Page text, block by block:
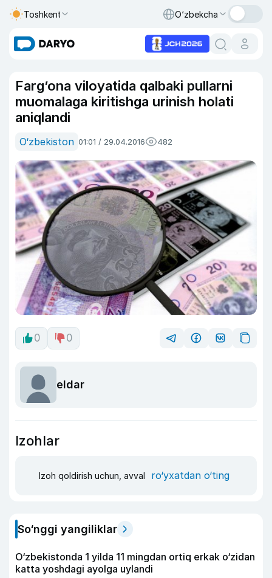
Toshkent O‘zbekcha
Farg’ona viloyatida qalbaki pullarni
muomalaga kiritishga urinish holati
aniqlandi
O‘zbekiston 01:01 / 29.04.2016 482
0 0
eldar
Izohlar
Izoh qoldirish uchun, avval ro‘yxatdan o‘ting
So‘nggi yangiliklar
O‘zbekistonda 1 yilda 11 mingdan ortiq erkak o‘zidan
katta yoshdagi ayolga uylandi